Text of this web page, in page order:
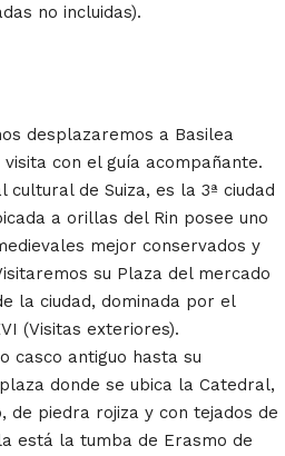
no incluidas).
desplazaremos a Basilea
con el guía acompañante.
cultural de Suiza, es la 3ª ciudad
a orillas del Rin posee uno
mejor conservados y
su Plaza del mercado
la ciudad, dominada por el
(Visitas exteriores).
casco antiguo hasta su
donde se ubica la Catedral,
de piedra rojiza y con tejados de
está la tumba de Erasmo de